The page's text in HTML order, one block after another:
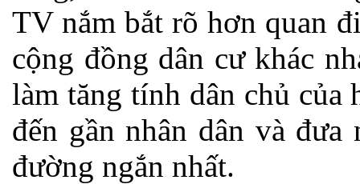
TV nắm bắt rõ hơn quan
cộng đồng dân cư khác
làm tăng tính dân chủ của
đến gần nhân dân và
đường ngắn nhất.